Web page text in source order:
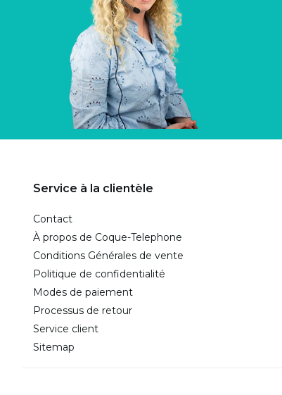
Service à la clientèle
Contact
À propos de Coque-Telephone
Conditions Générales de vente
Politique de confidentialité
Modes de paiement
Processus de retour
Service client
Sitemap